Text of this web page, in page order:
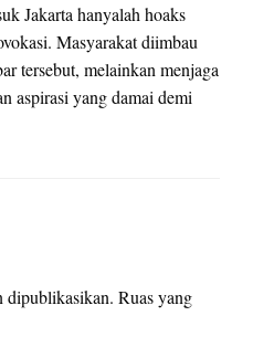
Jakarta hanyalah hoaks
Masyarakat diimbau
tersebut, melainkan menjaga
aspirasi yang damai demi
dipublikasikan. Ruas yang